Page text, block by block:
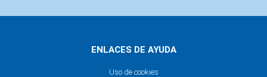
ENLACES DE AYUDA
Uso de cookies